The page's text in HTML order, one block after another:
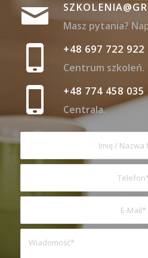
Masz pytania?
+48 697 722 922
Centrum szkoleń.
+48 774 458 035
Centrala.